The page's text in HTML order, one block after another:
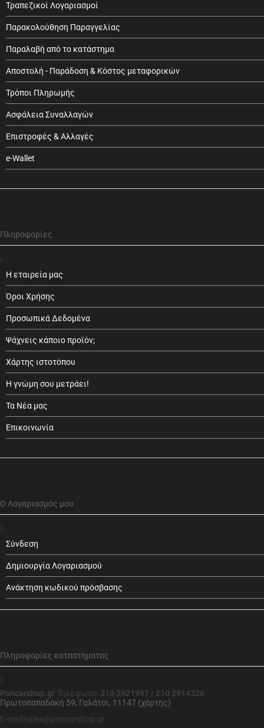
Τραπεζικοί Λογαριασμοί
Παρακολούθηση Παραγγελίας
Παραλαβή από το κατάστημα
Αποστολή - Παράδοση & Κόστος μεταφορικών
Τρόποι Πληρωμής
Ασφάλεια Συναλλαγών
Επιστροφές & Αλλαγές
e-Wallet
Πληροφορίες
Η εταιρεία μας
Όροι Χρήσης
Προσωπικά Δεδομένα
Ψάχνεις κάποιο προϊόν;
Χάρτης ιστοτόπου
Η γνώμη σου μετράει!
Τα Νέα μας
Επικοινωνία
Ο Λογαριασμός μου
Σύνδεση
Δημιουργία Λογαριασμού
Ανάκτηση κωδικού πρόσβασης
Πληροφορίες καταστήματος
Pancarshop.gr Τηλέφωνο: 210 2921997 / 210 2914326
Πρωτοπαπαδάκη 59, Γαλάτσι, 11147 (χάρτης)
E-mail:sales@pancarshop.gr